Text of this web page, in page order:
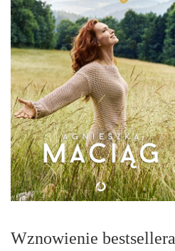
Wznowienie bestsellera